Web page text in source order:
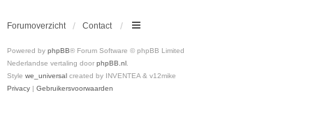
Forumoverzicht Contact
Powered by phpBB® Forum Software © phpBB Limited
Nederlandse vertaling door phpBB.nl
Style we_universal created by INVENTEA & v12mike
Privacy | Gebruikersvoorwaarden